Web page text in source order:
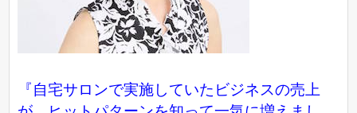
『自宅サロンで実施していたビジネスの売上